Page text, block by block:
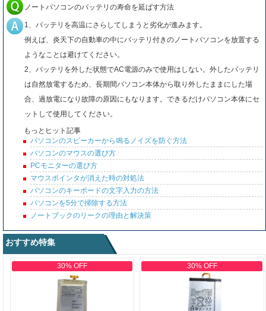
ノートパソコンのバッテリの寿命を延ばす方法
1、バッテリを高温にさらしてしまうと劣化が進みます。
例えば、炎天下の自動車の中にバッテリ付きのノートパソコンを放置する
ようなことは避けてください。
2、バッテリを外した状態でAC電源のみで使用はしない。外したバッテリ
は自然放電するため、長期間パソコン本体から取り外したままにした場
合、過放電になり故障の原因にもなります。できるだけパソコン本体にセ
ットして使用してください。
もっとヒット記事
パソコンのスピーカーから鳴るノイズを防ぐ方法
パソコンのマウスの選び方
PCモニターの選び方
マウスポインタが消えた時の対処法
パソコンのキーボードの文字入力の方法
パソコンを5分で掃除する方法
ノートブックのリークの理由と解決策
おすすめ特集
30% OFF 30% OFF